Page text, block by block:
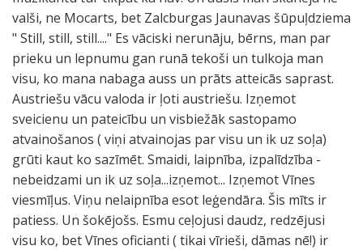
valši, ne Mocarts, bet Zalcburgas Jaunavas šūpuļdziema
" Still, still, still...." Es vāciski nerunāju, bērns, man par
prieku un lepnumu gan runā tekoši un tulkoja man
visu, ko mana nabaga auss un prāts atteicās saprast.
Austriešu vācu valoda ir ļoti austriešu. Izņemot
sveicienu un pateicību un visbiežāk sastopamo
atvainošanos ( viņi atvainojas par visu un ik uz soļa)
grūti kaut ko sazīmēt. Smaidi, laipnība, izpalīdzība -
nebeidzami un ik uz soļa...izņemot... Izņemot Vīnes
viesmīļus. Viņu nelaipnība esot leģendāra. Šis mīts ir
patiess. Un šokējošs. Esmu ceļojusi daudz, redzējusi
visu ko, bet Vīnes oficianti ( tikai vīrieši, dāmas nē!) ir